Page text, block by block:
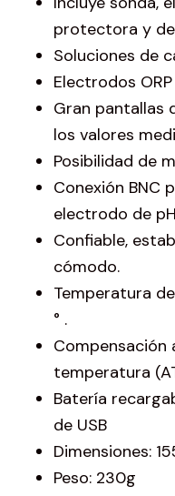
protectora y
Soluciones de
Electrodos ORP
Gran pantallas
los valores
Posibilidad de
Conexión BNC
electrodo de
Confiable,
cómodo.
Temperatura
° .
temperatura
Batería
de USB
Dimensiones:
Peso: 230g